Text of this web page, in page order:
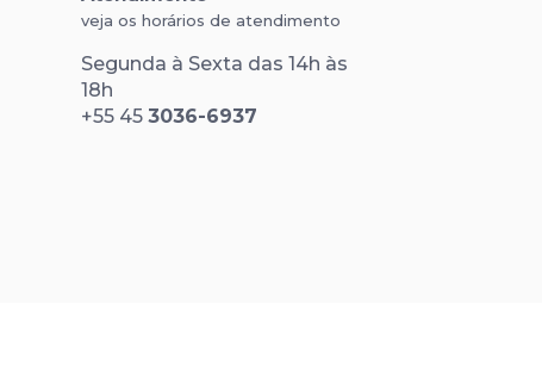
veja os horários de atendimento
Segunda à Sexta das 14h às
18h
+55 45 3036-6937